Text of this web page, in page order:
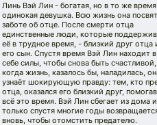
Линь Вэй Лин - богатая, но в то же время
одинокая девушка. Всю жизнь она
заботе об отце. После смерти отца
единственные люди, которые
её в трудное время, - близкий друг отца
его сын. Спустя время Вэй Лин находит в
себе силы, чтобы снова быть
когда жизнь, казалось бы, наладилась,
узнаёт шокирующую правду: тем, кто
отца, оказался его близкий друг,
всё это время. Вэй Лин сбегает из дома и
только спустя многие годы
вновь, чтобы отомстить предателю.